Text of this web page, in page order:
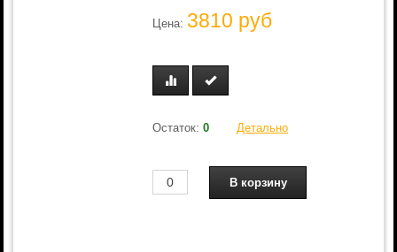
Цена: 3810 руб
Остаток:0 Детально